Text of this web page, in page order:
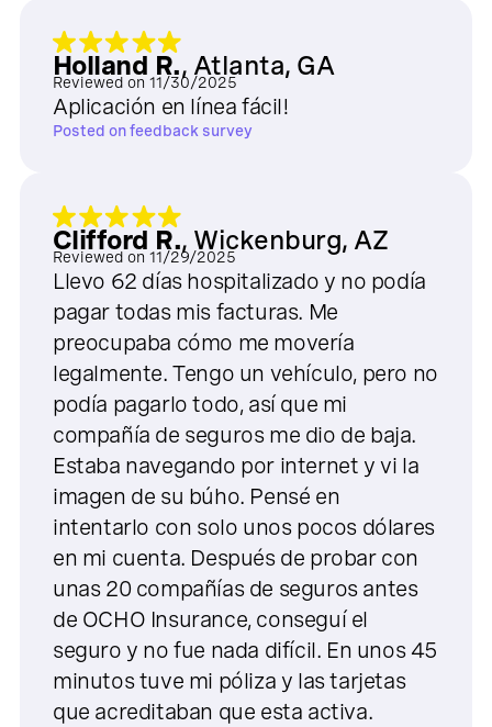
Holland R., Atlanta, GA
Reviewed on 11/30/2025
Aplicación en línea fácil!
Posted onfeedback survey
Clifford R., Wickenburg, AZ
Reviewed on 11/29/2025
Llevo 62 días hospitalizado y no podía
pagar todas mis facturas. Me
preocupaba cómo me movería
legalmente. Tengo un vehículo, pero no
podía pagarlo todo, así que mi
compañía de seguros me dio de baja.
Estaba navegando por internet y vi la
imagen de su búho. Pensé en
intentarlo con solo unos pocos dólares
en mi cuenta. Después de probar con
unas 20 compañías de seguros antes
de OCHO Insurance, conseguí el
seguro y no fue nada difícil. En unos 45
minutos tuve mi póliza y las tarjetas
que acreditaban que esta activa.